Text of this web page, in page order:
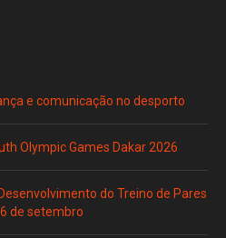
e comunicação no desporto
Olympic Games Dakar 2026
do Treino de Pares
de setembro